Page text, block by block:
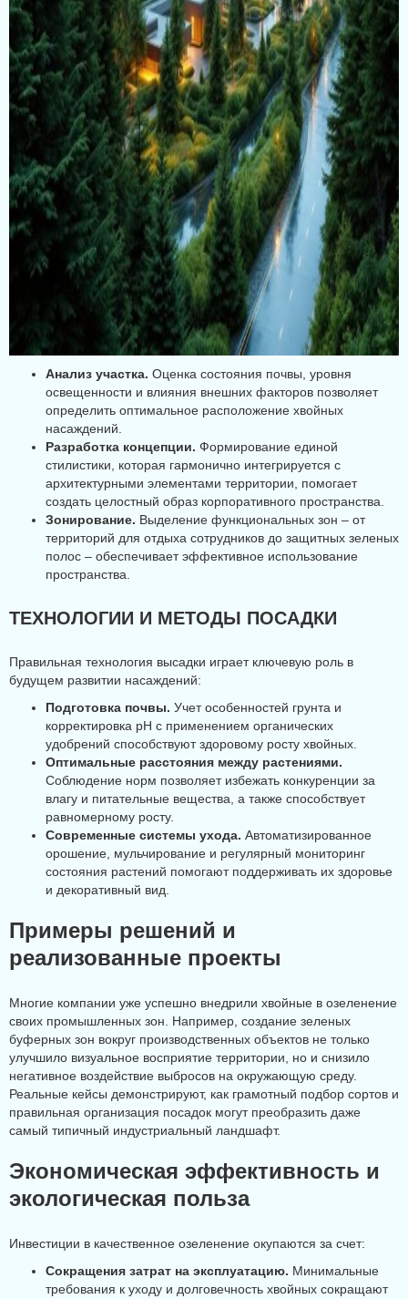
Анализ участка. Оценка состояния почвы, уровня
освещенности и влияния внешних факторов позволяет
определить оптимальное расположение хвойных
насаждений.
Разработка концепции. Формирование единой
стилистики, которая гармонично интегрируется с
архитектурными элементами территории, помогает
создать целостный образ корпоративного пространства.
Зонирование. Выделение функциональных зон – от
территорий для отдыха сотрудников до защитных зеленых
полос – обеспечивает эффективное использование
пространства.
ТЕХНОЛОГИИ И МЕТОДЫ ПОСАДКИ
Правильная технология высадки играет ключевую роль в
будущем развитии насаждений:
Подготовка почвы. Учет особенностей грунта и
корректировка pH с применением органических
удобрений способствуют здоровому росту хвойных.
Оптимальные расстояния между растениями.
Соблюдение норм позволяет избежать конкуренции за
влагу и питательные вещества, а также способствует
равномерному росту.
Современные системы ухода. Автоматизированное
орошение, мульчирование и регулярный мониторинг
состояния растений помогают поддерживать их здоровье
и декоративный вид.
Примеры решений и
реализованные проекты
Многие компании уже успешно внедрили хвойные в озеленение
своих промышленных зон. Например, создание зеленых
буферных зон вокруг производственных объектов не только
улучшило визуальное восприятие территории, но и снизило
негативное воздействие выбросов на окружающую среду.
Реальные кейсы демонстрируют, как грамотный подбор сортов и
правильная организация посадок могут преобразить даже
самый типичный индустриальный ландшафт.
Экономическая эффективность и
экологическая польза
Инвестиции в качественное озеленение окупаются за счет:
Сокращения затрат на эксплуатацию. Минимальные
требования к уходу и долговечность хвойных сокращают